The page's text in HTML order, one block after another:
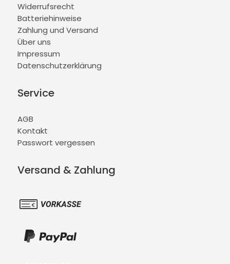
Widerrufsrecht
Batteriehinweise
Zahlung und Versand
Über uns
Impressum
Datenschutzerklärung
Service
AGB
Kontakt
Passwort vergessen
Versand & Zahlung